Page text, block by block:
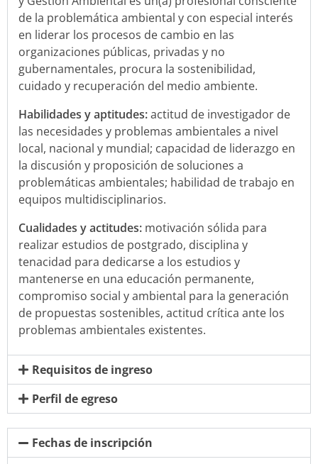
de la problemática ambiental y con especial interés
en liderar los procesos de cambio en las
organizaciones públicas, privadas y no
gubernamentales, procura la sostenibilidad,
cuidado y recuperación del medio ambiente.
Habilidades y aptitudes:actitud de investigador de
las necesidades y problemas ambientales a nivel
local, nacional y mundial; capacidad de liderazgo en
la discusión y proposición de soluciones a
problemáticas ambientales; habilidad de trabajo en
equipos multidisciplinarios.
Cualidades y actitudes: motivación sólida para
realizar estudios de postgrado, disciplina y
tenacidad para dedicarse a los estudios y
mantenerse en una educación permanente,
compromiso social y ambiental para la generación
de propuestas sostenibles, actitud crítica ante los
problemas ambientales existentes.
Requisitos de ingreso
Perfil de egreso
Fechas de inscripción